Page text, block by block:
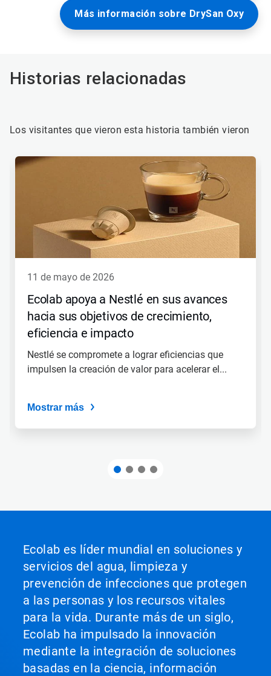
Más información sobre DrySan Oxy
Historias relacionadas
Los visitantes que vieron esta historia también vieron
11 de mayo de 2026
Ecolab apoya a Nestlé en sus avances
hacia sus objetivos de crecimiento,
eficiencia e impacto
Nestlé se compromete a lograr eficiencias que
impulsen la creación de valor para acelerar el...
Mostrar más
Ecolab es líder mundial en soluciones y
servicios del agua, limpieza y
prevención de infecciones que protegen
a las personas y los recursos vitales
para la vida. Durante más de un siglo,
Ecolab ha impulsado la innovación
mediante la integración de soluciones
basadas en la ciencia, información